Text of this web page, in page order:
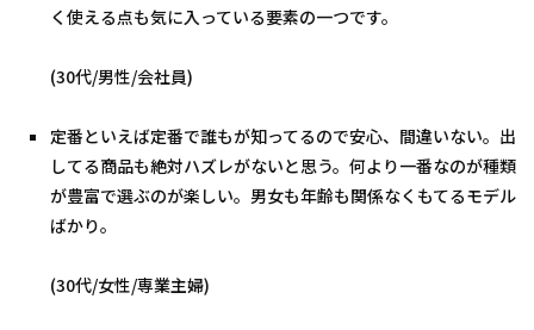
く使える点も気に入っている要素の一つです。
(30代/男性/会社員)
定番といえば定番で誰もが知ってるので安心、間違いない。出
してる商品も絶対ハズレがないと思う。何より一番なのが種類
が豊富で選ぶのが楽しい。男女も年齢も関係なくもてるモデル
ばかり。
(30代/女性/専業主婦)